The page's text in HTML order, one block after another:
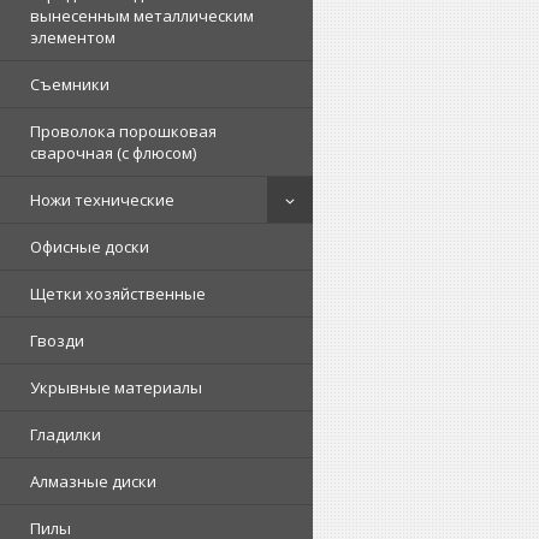
вынесенным металлическим
элементом
Съемники
Проволока порошковая
сварочная (с флюсом)
Ножи технические
Офисные доски
Щетки хозяйственные
Гвозди
Укрывные материалы
Гладилки
Алмазные диски
Пилы